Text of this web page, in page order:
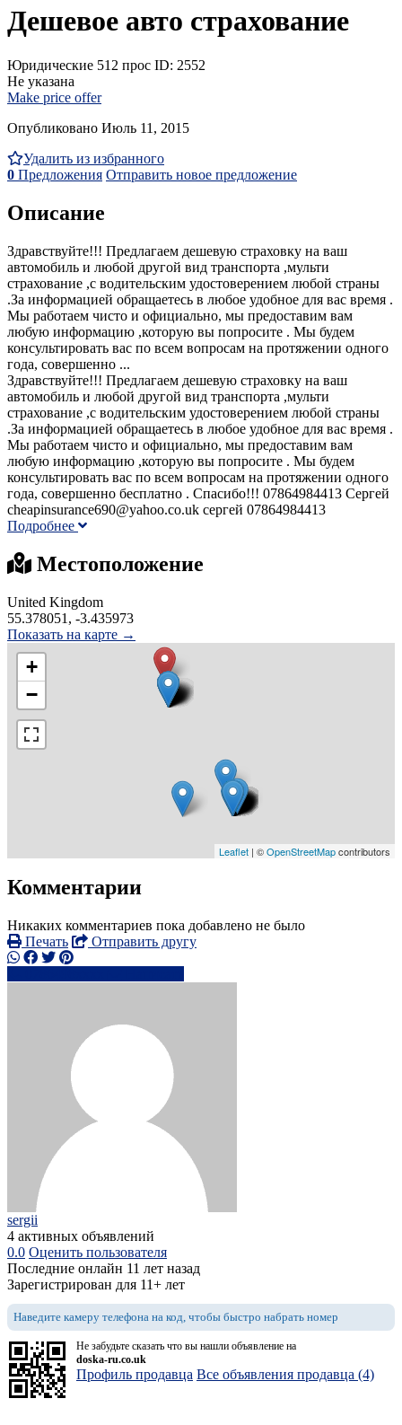
Дешевое авто страхование
Юридические 512 прос ID: 2552
Не указана
Make price offer
Опубликовано Июль 11, 2015
Удалить из избранного
0 Предложения Отправить новое предложение
Описание
Здравствуйте!!! Предлагаем дешевую страховку на ваш
автомобиль и любой другой вид транспорта ,мульти
страхование ,с водительским удостоверением любой страны
.За информацией обращаетесь в любое удобное для вас время .
Мы работаем чисто и официально, мы предоставим вам
любую информацию ,которую вы попросите . Мы будем
консультировать вас по всем вопросам на протяжении одного
года, совершенно ...
Здравствуйте!!! Предлагаем дешевую страховку на ваш
автомобиль и любой другой вид транспорта ,мульти
страхование ,с водительским удостоверением любой страны
.За информацией обращаетесь в любое удобное для вас время .
Мы работаем чисто и официально, мы предоставим вам
любую информацию ,которую вы попросите . Мы будем
консультировать вас по всем вопросам на протяжении одного
года, совершенно бесплатно . Спасибо!!! 07864984413 Сергей
cheapinsurance690@yahoo.co.uk сергей 07864984413
Подробнее
Местоположение
United Kingdom
55.378051, -3.435973
Показать на карте →
+
−
Leaflet | ©OpenStreetMapcontributors
Комментарии
Никаких комментариев пока добавлено не было
Печать
Отправить другу
sergii
4 активных объявлений
0.0 Оценить пользователя
Последние онлайн 11 лет назад
Зарегистрирован для 11+ лет
Наведите камеру телефона на код, чтобы быстро набрать номер
Не забудьте сказать что вы нашли объявление на
doska-ru.co.uk
Профиль продавца Все объявления продавца (4)